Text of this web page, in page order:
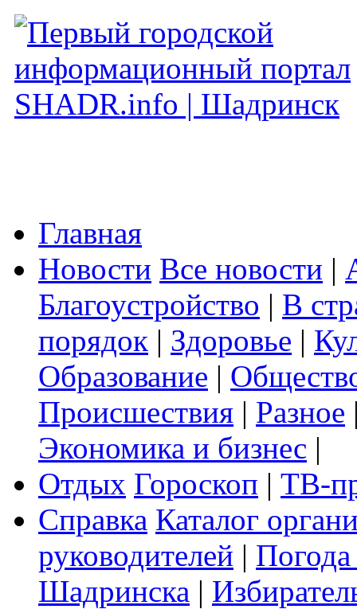
Главная
Новости Все новости |
Благоустройство | В
порядок | Здоровье |
Образование |
Происшествия | Разное
Экономика и бизнес |
Отдых Гороскоп | ТВ-
Справка Каталог
руководителей |
Шадринска |